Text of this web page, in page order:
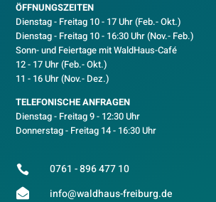
ÖFFNUNGSZEITEN
Dienstag - Freitag 10 - 17 Uhr (Feb.- Okt.)
Dienstag - Freitag 10 - 16:30 Uhr (Nov.- Feb.)
Sonn- und Feiertage mit WaldHaus-Café
12 - 17 Uhr (Feb.- Okt.)
11 - 16 Uhr (Nov.- Dez.)
TELEFONISCHE ANFRAGEN
Dienstag - Freitag 9 - 12:30 Uhr
Donnerstag - Freitag 14 - 16:30 Uhr
 0761 - 896 477 10
 info@waldhaus-freiburg.de